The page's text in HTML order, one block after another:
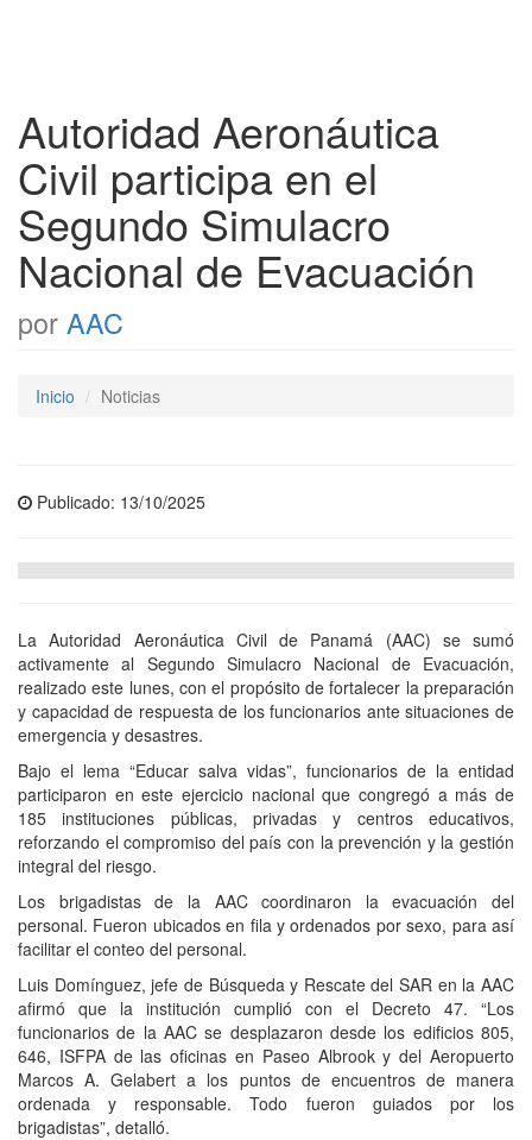
Autoridad Aeronáutica
Civil participa en el
Segundo Simulacro
Nacional de Evacuación
por AAC
Inicio Noticias
Publicado: 13/10/2025
La Autoridad Aeronáutica Civil de Panamá (AAC) se sumó
activamente al Segundo Simulacro Nacional de Evacuación,
realizado este lunes, con el propósito de fortalecer la preparación
y capacidad de respuesta de los funcionarios ante situaciones de
emergencia y desastres.
Bajo el lema “Educar salva vidas”, funcionarios de la entidad
participaron en este ejercicio nacional que congregó a más de
185 instituciones públicas, privadas y centros educativos,
reforzando el compromiso del país con la prevención y la gestión
integral del riesgo.
Los brigadistas de la AAC coordinaron la evacuación del
personal. Fueron ubicados en fila y ordenados por sexo, para así
facilitar el conteo del personal.
Luis Domínguez, jefe de Búsqueda y Rescate del SAR en la AAC
afirmó que la institución cumplió con el Decreto 47. “Los
funcionarios de la AAC se desplazaron desde los edificios 805,
646, ISFPA de las oficinas en Paseo Albrook y del Aeropuerto
Marcos A. Gelabert a los puntos de encuentros de manera
ordenada y responsable. Todo fueron guiados por los
brigadistas”, detalló.